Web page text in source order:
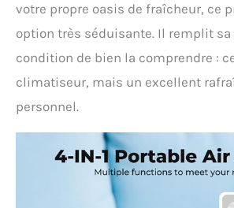
votre propre oasis de fraîcheur, ce
option très séduisante. Il remplit sa
condition de bien la comprendre :
climatiseur, mais un excellent
personnel.